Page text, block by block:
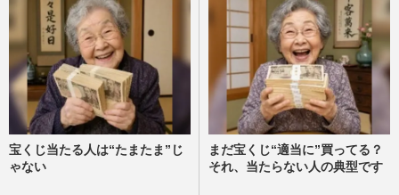
宝くじ当たる人は“たまたま”じ
ゃない
まだ宝くじ“適当に”買ってる？
それ、当たらない人の典型です